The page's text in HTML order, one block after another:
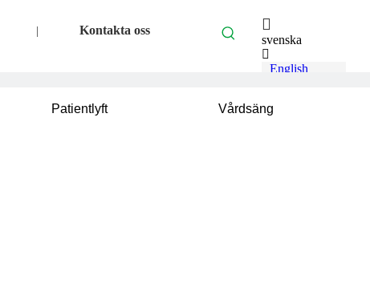
| Kontakta oss
svenska
English
Pусский
Patientlyft Vårdsäng